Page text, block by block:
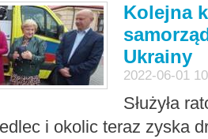
Kolejna
Ukrainy
2022-06-01
Służyła
i okolic teraz zyska